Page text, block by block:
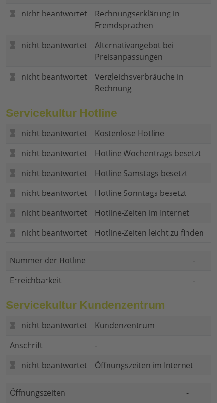
nicht beantwortet
Rechnungserklärung in
Fremdsprachen
nicht beantwortet
Alternativangebot bei
Preisanpassungen
nicht beantwortet
Vergleichsverbräuche in
Rechnung
Servicekultur Hotline
nicht beantwortet
Kostenlose Hotline
nicht beantwortet
Hotline Wochentrags besetzt
nicht beantwortet
Hotline Samstags besetzt
nicht beantwortet
Hotline Sonntags besetzt
nicht beantwortet
Hotline-Zeiten im Internet
nicht beantwortet
Hotline-Zeiten leicht zu finden
Nummer der Hotline
-
Erreichbarkeit
-
Servicekultur Kundenzentrum
nicht beantwortet
Kundenzentrum
Anschrift
-
nicht beantwortet
Öffnungszeiten im Internet
Öffnungszeiten -